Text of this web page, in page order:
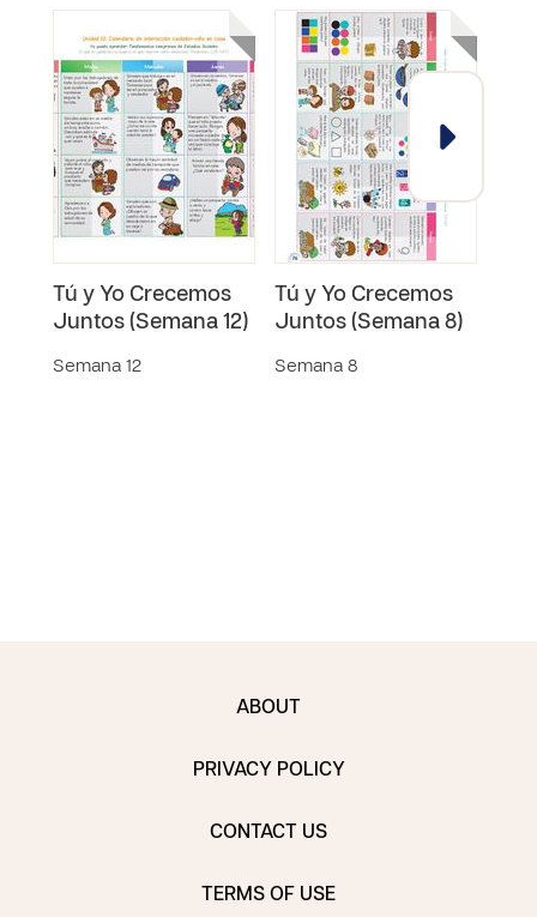
Tú y Yo Crecemos
Juntos (Semana 12)
Semana 12
Tú y Yo Crecemos
Juntos (Semana 8)
Semana 8
ABOUT
PRIVACY POLICY
CONTACT US
TERMS OF USE